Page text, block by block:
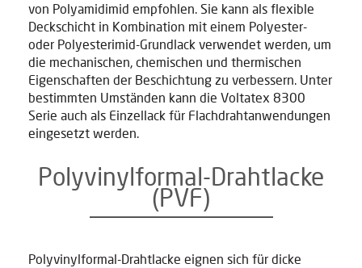
von Polyamidimid empfohlen. Sie kann als flexible
Deckschicht in Kombination mit einem Polyester-
oder Polyesterimid-Grundlack verwendet werden, um
die mechanischen, chemischen und thermischen
Eigenschaften der Beschichtung zu verbessern. Unter
bestimmten Umständen kann die Voltatex 8300
Serie auch als Einzellack für Flachdrahtanwendungen
eingesetzt werden.
Polyvinylformal-Drahtlacke
(PVF)
Polyvinylformal-Drahtlacke eignen sich für dicke